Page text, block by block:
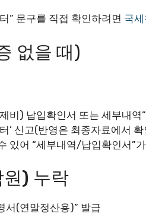
” 문구를 직접 확인하려면 국
없을 때)
비) 납입확인서 또는 세부내역
’ 신고(반영은 최종자료에서
있어 “세부내역/납입확인서”
) 누락
서(연말정산용)” 발급